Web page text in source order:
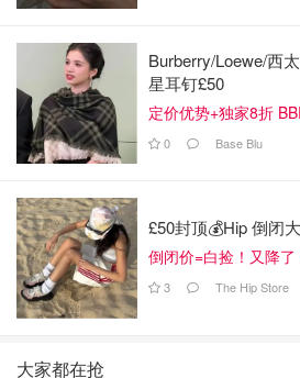
Burberry/Loewe/西
星耳钉£50
定价优势+独家8折
0 Base Blu
£50封顶💰Hip 倒闭
倒闭价=白捡！又降了
3 The Hip Store
大家都在抢